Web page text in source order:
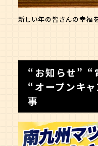
新しい年の皆さんの幸福
“お知らせ” “
“オープンキ
事